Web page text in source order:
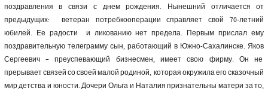
поздравления в связи с днем рождения. Нынешний отличается от
предыдущих: ветеран потребкооперации справляет свой 70-летний
юбилей. Ее радости и ликованию нет предела. Первым прислал ему
поздравительную телеграмму сын, работающий в Южно-Сахалинске. Яков
Сергеевич – преуспевающий бизнесмен, имеет свою фирму. Он не
прерывает связей со своей малой родиной, которая окружила его сказочный
мир детства и юности. Дочери Ольга и Наталия признательны матери за то,